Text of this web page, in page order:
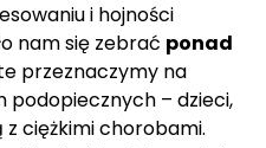
i hojności
nam się zebrać ponad
przeznaczymy na
podopiecznych – dzieci,
ciężkimi chorobami.